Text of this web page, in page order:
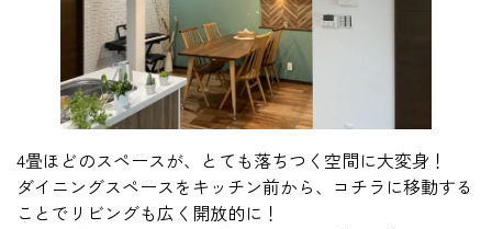
4畳ほどのスペースが、とても落ちつく空間に大変身！
ダイニングスペースをキッチン前から、コチラに移動する
ことでリビングも広く開放的に！